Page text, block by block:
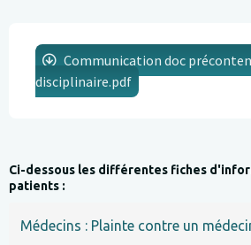
Communication doc
disciplinaire.pdf
Ci-dessous les différentes fiches
patients :
Médecins : Plainte contre un